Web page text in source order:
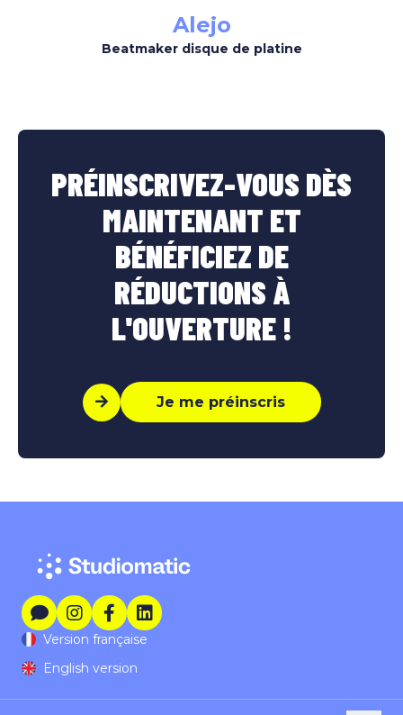
Alejo
Beatmaker disque de platine
PRÉINSCRIVEZ-VOUS DÈS
MAINTENANT ET
BÉNÉFICIEZ DE
RÉDUCTIONS À
L'OUVERTURE !
Je me préinscris
Version française
English version